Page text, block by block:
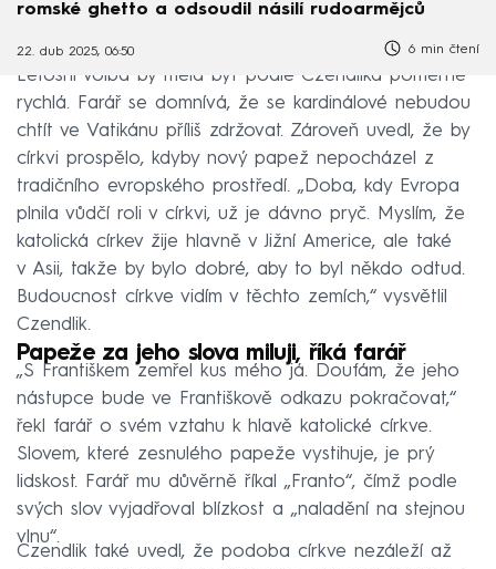
romské ghetto a odsoudil násilí rudoarmějců
22. dub 2025, 06:50 6 min čtení
Letošní volba by měla být podle Czendlika poměrně
rychlá. Farář se domnívá, že se kardinálové nebudou
chtít ve Vatikánu příliš zdržovat. Zároveň uvedl, že by
církvi prospělo, kdyby nový papež nepocházel z
tradičního evropského prostředí. „Doba, kdy Evropa
plnila vůdčí roli v církvi, už je dávno pryč. Myslím, že
katolická církev žije hlavně v Jižní Americe, ale také
v Asii, takže by bylo dobré, aby to byl někdo odtud.
Budoucnost církve vidím v těchto zemích,“ vysvětlil
Czendlik.
Papeže za jeho slova miluji, říká farář
„S Františkem zemřel kus mého já. Doufám, že jeho
nástupce bude ve Františkově odkazu pokračovat,“
řekl farář o svém vztahu k hlavě katolické církve.
Slovem, které zesnulého papeže vystihuje, je prý
lidskost. Farář mu důvěrně říkal „Franto“, čímž podle
svých slov vyjadřoval blízkost a „naladění na stejnou
vlnu“.
Czendlik také uvedl, že podoba církve nezáleží až